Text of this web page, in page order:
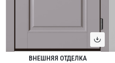
ВНЕШНЯЯ ОТДЕЛКА